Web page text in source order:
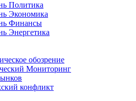
Политика
Экономика
Финансы
Энергетика
обозрение
Мониторинг
конфликт